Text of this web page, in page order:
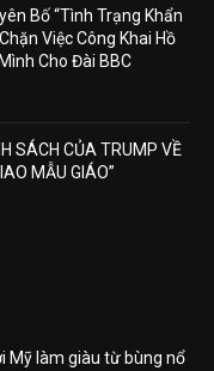
Bố “Tình Trạng Khẩn
Việc Công Khai Hồ
Cho Đài BBC
SÁCH CỦA TRUMP VỀ
MẪU GIÁO”
Mỹ làm giàu từ bùng nổ